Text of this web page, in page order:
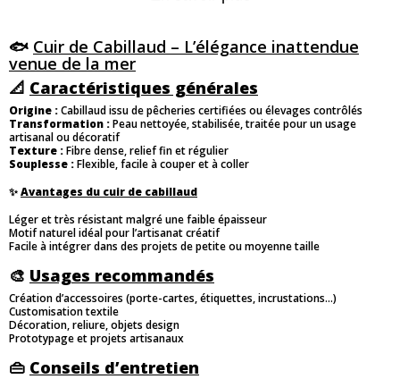
🐟 Cuir de Cabillaud – L’élégance inattendue
venue de la mer
📐 Caractéristiques générales
Origine :Cabillaud issu de pêcheries certifiées ou élevages contrôlés
Transformation :Peau nettoyée, stabilisée, traitée pour un usage
artisanal ou décoratif
Texture :Fibre dense, relief fin et régulier
Souplesse :Flexible, facile à couper et à coller
✨Avantages du cuir de cabillaud
Léger et très résistant malgré une faible épaisseur
Motif naturel idéal pour l’artisanat créatif
Facile à intégrer dans des projets de petite ou moyenne taille
🎨 Usages recommandés
Création d’accessoires (porte-cartes, étiquettes, incrustations…)
Customisation textile
Décoration, reliure, objets design
Prototypage et projets artisanaux
👜 Conseils d’entretien